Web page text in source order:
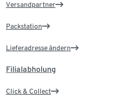
Versandpartner
Packstation
Lieferadresse ändern
Filialabholung
Click & Collect